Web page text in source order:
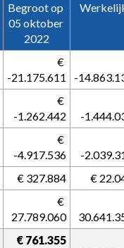
Begroot op
05 oktober
2022
-21.175.611
-
-1.262.442
-
-4.917.536
-
€ 327.884 €
27.789.060
€ 761.355